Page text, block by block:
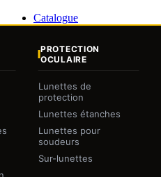
Catalogue
PROTECTION
OCULAIRE
Lunettes de
protection
Lunettes étanches
Lunettes pour
soudeurs
Sur-lunettes